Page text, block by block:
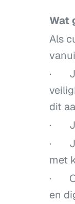
Wat
Als
· Je
dit
· Je
· Je
met
·
en